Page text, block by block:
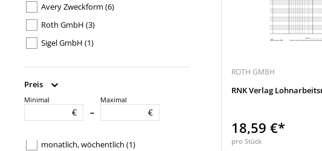
Avery Zweckform (6)
Roth GmbH (3)
Sigel GmbH (1)
Preis
Minimal
€ –
Maximal
€
Ausführung der Abrechnung
monatlich, wöchentlich (1)
ROTH GMBH
RNK Verlag
18,59 €*
pro Stück